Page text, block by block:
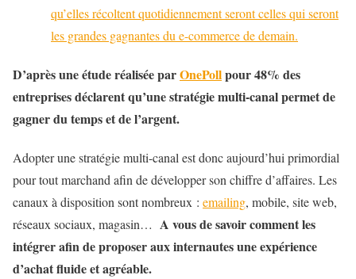
qu’elles récoltent quotidiennement seront celles qui seront
les grandes gagnantes du e-commerce de demain.
D’après une étude réalisée parOnePollpour 48% des
entreprises déclarent qu’une stratégie multi-canal permet de
gagner du temps et de l’argent.
Adopter une stratégie multi-canal est donc aujourd’hui primordial
pour tout marchand afin de développer son chiffre d’affaires. Les
canaux à disposition sont nombreux : emailing, mobile, site web,
réseaux sociaux, magasin… A vous de savoir comment les
intégrer afin de proposer aux internautes une expérience
d’achat fluide et agréable.